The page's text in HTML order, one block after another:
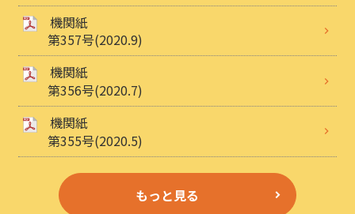
機関紙
第357号(2020.9)
機関紙
第356号(2020.7)
機関紙
第355号(2020.5)
もっと見る